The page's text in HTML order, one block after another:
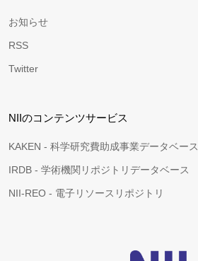
お知らせ
RSS
Twitter
NIIのコンテンツサービス
KAKEN - 科学研究費助成事業データベース
IRDB - 学術機関リポジトリデータベース
NII-REO - 電子リソースリポジトリ